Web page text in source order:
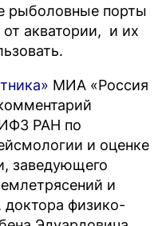
рыболовные порты
акватории, и их
МИА «Россия
РАН по
и оценке
заведующего
и
физико-